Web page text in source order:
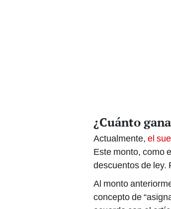
¿Cuánto
Actualmente, el
Este monto, como
descuentos de ley.
Al monto
concepto de